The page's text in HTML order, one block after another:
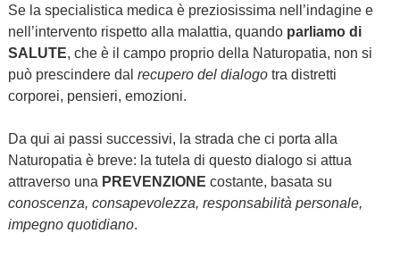
Se la specialistica medica è preziosissima nell’indagine e
nell’intervento rispetto alla malattia, quando parliamo di
SALUTE, che è il campo proprio della Naturopatia, non si
può prescindere dal recupero del dialogotra distretti
corporei, pensieri, emozioni.
Da qui ai passi successivi, la strada che ci porta alla
Naturopatia è breve: la tutela di questo dialogo si attua
attraverso una PREVENZIONE costante, basata su
conoscenza, consapevolezza, responsabilità personale,
impegno quotidiano.